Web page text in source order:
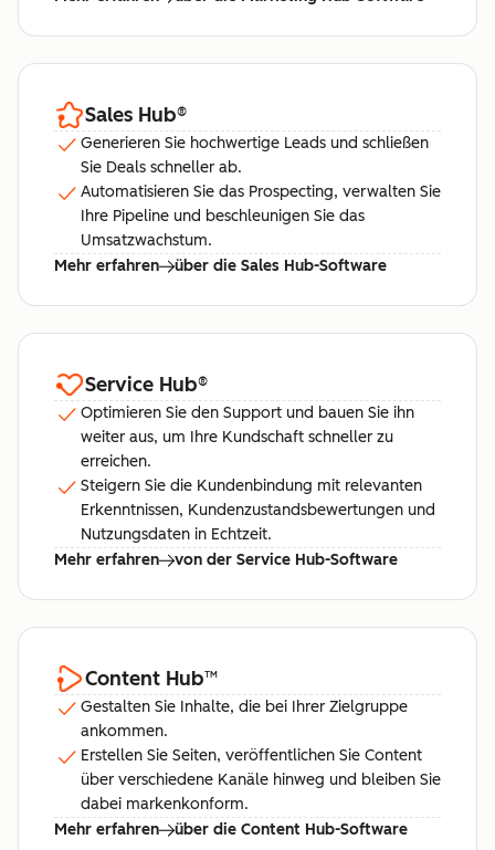
Sales Hub®
Generieren Sie hochwertige Leads und schließen
Sie Deals schneller ab.
Automatisieren Sie das Prospecting, verwalten Sie
Ihre Pipeline und beschleunigen Sie das
Umsatzwachstum.
Mehr erfahren
über die Sales Hub-Software
Service Hub®
Optimieren Sie den Support und bauen Sie ihn
weiter aus, um Ihre Kundschaft schneller zu
erreichen.
Steigern Sie die Kundenbindung mit relevanten
Erkenntnissen, Kundenzustandsbewertungen und
Nutzungsdaten in Echtzeit.
Mehr erfahren
von der Service Hub-Software
Content Hub™
Gestalten Sie Inhalte, die bei Ihrer Zielgruppe
ankommen.
Erstellen Sie Seiten, veröffentlichen Sie Content
über verschiedene Kanäle hinweg und bleiben Sie
dabei markenkonform.
Mehr erfahren
über die Content Hub-Software